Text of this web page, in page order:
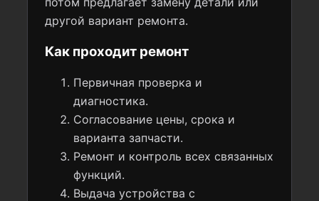
другой вариант ремонта.
Как проходит ремонт
Первичная проверка и
диагностика.
Согласование цены, срока и
варианта запчасти.
Ремонт и контроль всех связанных
функций.
Выдача устройства с